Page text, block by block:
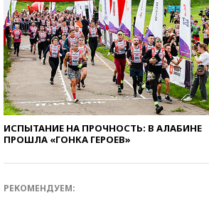
ИСПЫТАНИЕ НА ПРОЧНОСТЬ: В АЛАБИНЕ
ПРОШЛА «ГОНКА ГЕРОЕВ»
РЕКОМЕНДУЕМ: